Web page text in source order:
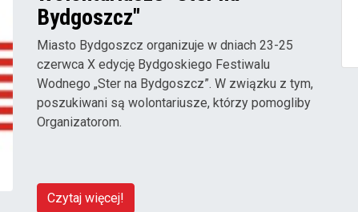
Bydgoszcz"
Miasto Bydgoszcz organizuje w dniach 23-25
czerwca X edycję Bydgoskiego Festiwalu
Wodnego „Ster na Bydgoszcz”. W związku z tym,
poszukiwani są wolontariusze, którzy pomogliby
Organizatorom.
Czytaj więcej!